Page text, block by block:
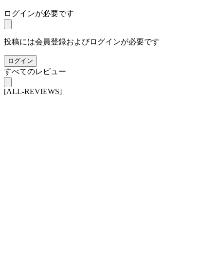
ログインが必要です
投稿には会員登録およびログインが必要です
ログイン
すべてのレビュー
[ALL-REVIEWS]